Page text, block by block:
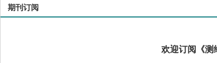
期刊订阅
欢迎订阅《测